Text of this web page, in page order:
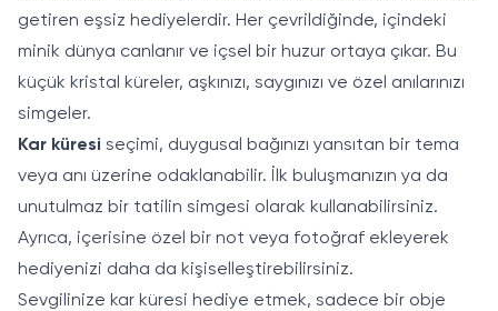
getiren eşsiz hediyelerdir. Her çevrildiğinde, içindeki
minik dünya canlanır ve içsel bir huzur ortaya çıkar. Bu
küçük kristal küreler, aşkınızı, saygınızı ve özel anılarınızı
simgeler.
Kar küresi seçimi, duygusal bağınızı yansıtan bir tema
veya anı üzerine odaklanabilir. İlk buluşmanızın ya da
unutulmaz bir tatilin simgesi olarak kullanabilirsiniz.
Ayrıca, içerisine özel bir not veya fotoğraf ekleyerek
hediyenizi daha da kişiselleştirebilirsiniz.
Sevgilinize kar küresi hediye etmek, sadece bir obje